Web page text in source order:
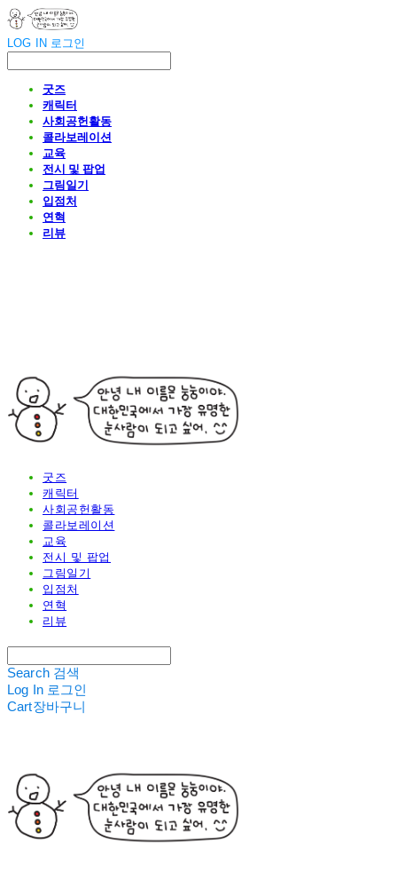
LOG IN 로그인
굿즈
캐릭터
사회공헌활동
콜라보레이션
교육
전시 및 팝업
그림일기
입점처
연혁
리뷰
굿즈
캐릭터
사회공헌활동
콜라보레이션
교육
전시 및 팝업
그림일기
입점처
연혁
리뷰
Search 검색
Log In 로그인
Cart장바구니